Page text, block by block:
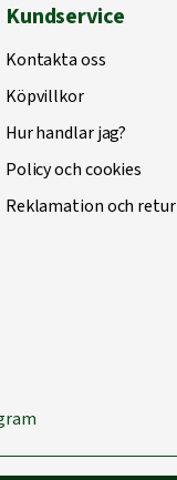
Kundservice
Kontakta oss
Köpvillkor
Hur handlar jag?
Policy och cookies
Reklamation och retur